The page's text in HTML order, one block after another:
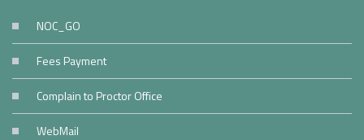
NOC_GO
Fees Payment
Complain to Proctor Office
WebMail